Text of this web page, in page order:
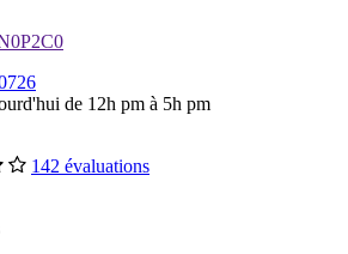
de 12h pm à 5h pm
142 évaluations